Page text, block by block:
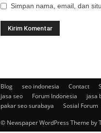
Simpan nama, email, dan
Blog seo indonesia Contact
jasa seo
Forum Indonesia jasa
pakar seo surabaya
Sosial Forum
© Newspaper WordPress Theme by